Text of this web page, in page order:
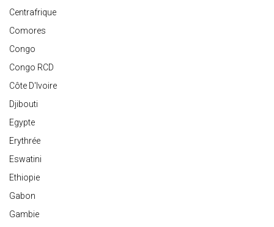
Centrafrique
Comores
Congo
Congo RCD
Côte D'Ivoire
Djibouti
Egypte
Erythrée
Eswatini
Ethiopie
Gabon
Gambie